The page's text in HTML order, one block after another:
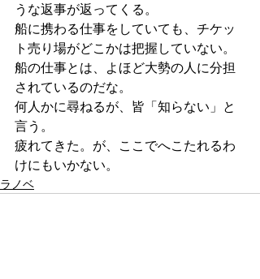
うな返事が返ってくる。
船に携わる仕事をしていても、チケッ
ト売り場がどこかは把握していない。
船の仕事とは、よほど大勢の人に分担
されているのだな。
何人かに尋ねるが、皆「知らない」と
言う。
疲れてきた。が、ここでへこたれるわ
けにもいかない。
ラノベ